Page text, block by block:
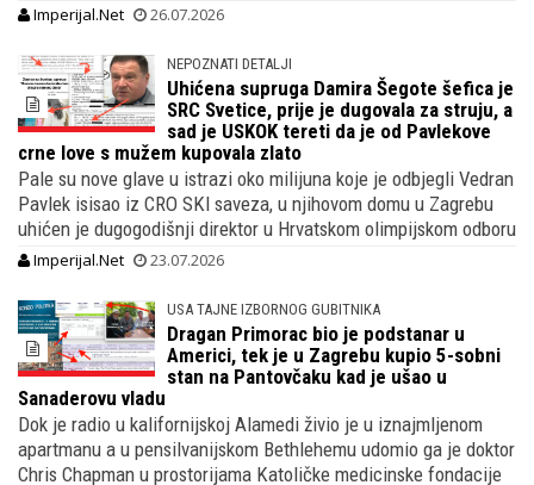
Imperijal.Net 26.07.2026
NEPOZNATI DETALJI
Uhićena supruga Damira Šegote šefica je
SRC Svetice, prije je dugovala za struju, a
sad je USKOK tereti da je od Pavlekove
crne love s mužem kupovala zlato
Pale su nove glave u istrazi oko milijuna koje je odbjegli Vedran
Pavlek isisao iz CRO SKI saveza, u njihovom domu u Zagrebu
uhićen je dugogodišnji direktor u Hrvatskom olimpijskom odboru
Imperijal.Net 23.07.2026
USA TAJNE IZBORNOG GUBITNIKA
Dragan Primorac bio je podstanar u
Americi, tek je u Zagrebu kupio 5-sobni
stan na Pantovčaku kad je ušao u
Sanaderovu vladu
Dok je radio u kalifornijskoj Alamedi živio je u iznajmljenom
apartmanu a u pensilvanijskom Bethlehemu udomio ga je doktor
Chris Chapman u prostorijama Katoličke medicinske fondacije